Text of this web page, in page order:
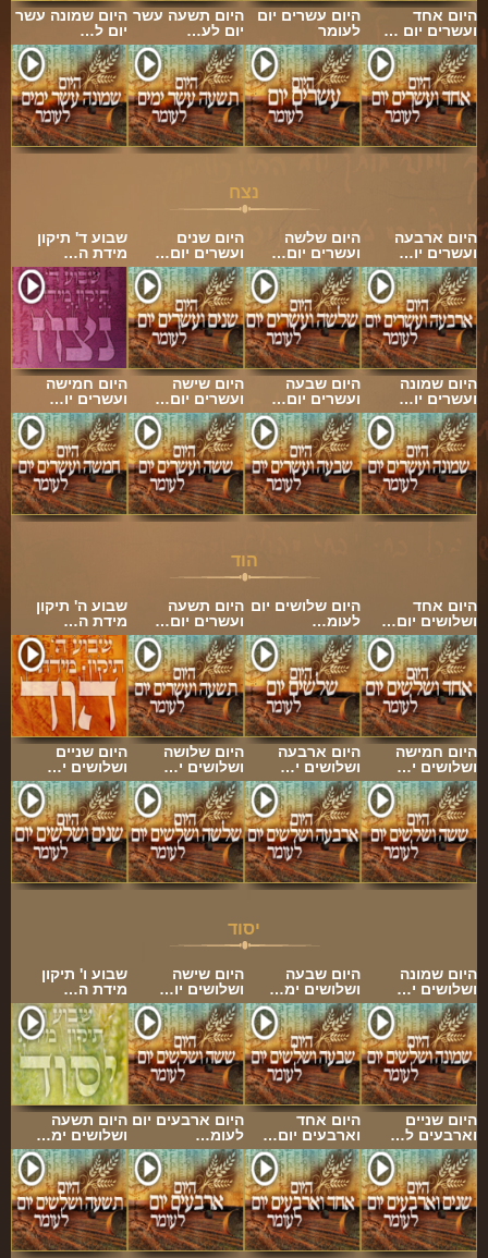
היום שמונה עשר
יום ל…
היום תשעה עשר
יום לע…
היום עשרים יום
לעומר
היום אחד
ועשרים יום …
נצח
שבוע ד' תיקון
מידת ה…
היום שנים
ועשרים יום…
היום שלשה
ועשרים יום…
היום ארבעה
ועשרים יו…
היום חמישה
ועשרים יו…
היום שישה
ועשרים יום…
היום שבעה
ועשרים יום…
היום שמונה
ועשרים יו…
הוד
שבוע ה' תיקון
מידת ה…
היום תשעה
ועשרים יום…
היום שלושים יום
לעומ…
היום אחד
ושלושים יום…
היום שניים
ושלושים י…
היום שלושה
ושלושים י…
היום ארבעה
ושלושים י…
היום חמישה
ושלושים י…
יסוד
שבוע ו' תיקון
מידת ה…
היום שישה
ושלושים יו…
היום שבעה
ושלושים ימ…
היום שמונה
ושלושים י…
היום תשעה
ושלושים ימ…
היום ארבעים יום
לעומ…
היום אחד
וארבעים יום…
היום שניים
וארבעים ל…